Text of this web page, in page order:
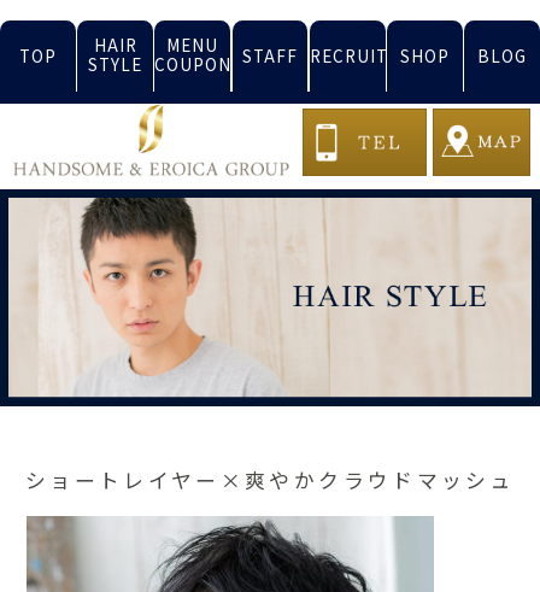
TOP
HAIR
STYLE
MENU
COUPON STAFF RECRUIT SHOP BLOG
ショートレイヤー×爽やかクラウドマッシュ